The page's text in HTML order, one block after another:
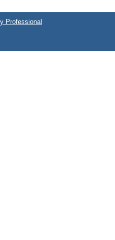
Professional